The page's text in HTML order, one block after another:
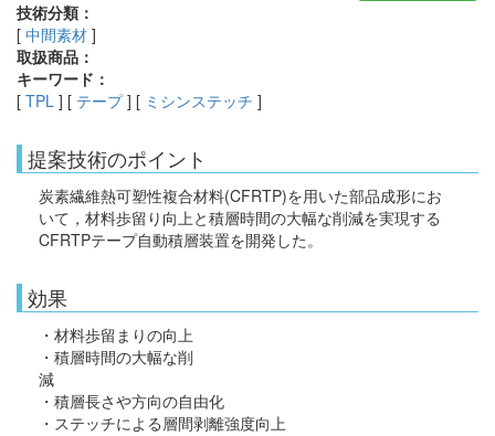
技術分類：
[ 中間素材 ]
取扱商品：
キーワード：
[ TPL ] [ テープ] [ ミシンステッチ ]
提案技術のポイント
炭素繊維熱可塑性複合材料(CFRTP)を用いた部品成形にお
いて，材料歩留り向上と積層時間の大幅な削減を実現する
CFRTPテープ自動積層装置を開発した。
効果
・材料歩留まりの向上
・積層時間の大幅な削
減
・積層長さや方向の自由化
・ステッチによる層間剥離強度向上